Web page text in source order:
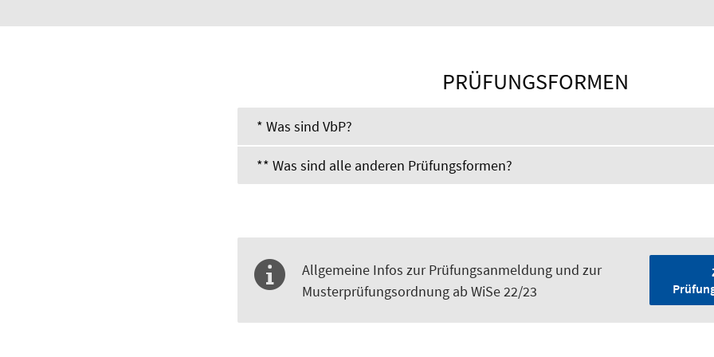
PRÜFUNGSFORMEN
* Was sind VbP?
** Was sind alle anderen Prüfungsformen?
Allgemeine Infos zur Prüfungsanmeldung und zur
Musterprüfungsordnung ab WiSe 22/23